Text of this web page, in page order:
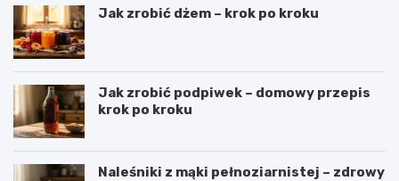
Jak zrobić dżem – krok po kroku
Jak zrobić podpiwek – domowy przepis
krok po kroku
Naleśniki z mąki pełnoziarnistej – zdrowy